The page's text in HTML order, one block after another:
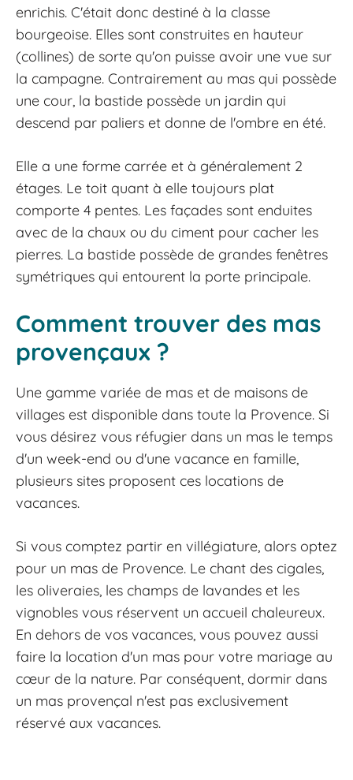
enrichis. C'était donc destiné à la classe
bourgeoise. Elles sont construites en hauteur
(collines) de sorte qu'on puisse avoir une vue sur
la campagne. Contrairement au mas qui possède
une cour, la bastide possède un jardin qui
descend par paliers et donne de l'ombre en été.
Elle a une forme carrée et à généralement 2
étages. Le toit quant à elle toujours plat
comporte 4 pentes. Les façades sont enduites
avec de la chaux ou du ciment pour cacher les
pierres. La bastide possède de grandes fenêtres
symétriques qui entourent la porte principale.
Comment trouver des mas
provençaux ?
Une gamme variée de mas et de maisons de
villages est disponible dans toute la Provence. Si
vous désirez vous réfugier dans un mas le temps
d'un week-end ou d'une vacance en famille,
plusieurs sites proposent ces locations de
vacances.
Si vous comptez partir en villégiature, alors optez
pour un mas de Provence. Le chant des cigales,
les oliveraies, les champs de lavandes et les
vignobles vous réservent un accueil chaleureux.
En dehors de vos vacances, vous pouvez aussi
faire la location d'un mas pour votre mariage au
cœur de la nature. Par conséquent, dormir dans
un mas provençal n'est pas exclusivement
réservé aux vacances.